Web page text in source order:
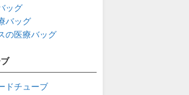
ッグ
バッグ
の医療バッグ
ドチューブ